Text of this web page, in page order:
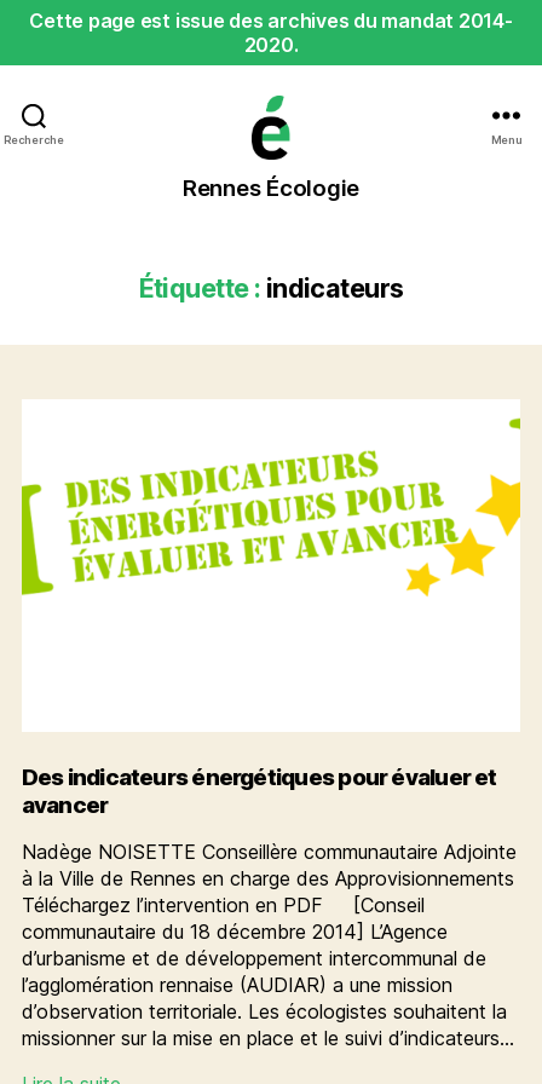
Cette page est issue des archives du mandat 2014-
2020.
Recherche
Rennes
Écologie
Rennes Écologie
Menu
Étiquette : indicateurs
Des indicateurs énergétiques pour évaluer et
avancer
Nadège NOISETTE Conseillère communautaire Adjointe
à la Ville de Rennes en charge des Approvisionnements
Téléchargez l’intervention en PDF [Conseil
communautaire du 18 décembre 2014] L’Agence
d’urbanisme et de développement intercommunal de
l’agglomération rennaise (AUDIAR) a une mission
d’observation territoriale. Les écologistes souhaitent la
missionner sur la mise en place et le suivi d’indicateurs…